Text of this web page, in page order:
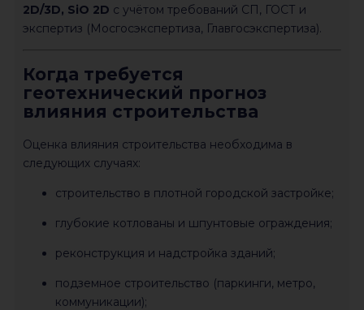
2D/3D, SiO 2D с учётом требований СП, ГОСТ и
экспертиз (Мосгосэкспертиза, Главгосэкспертиза).
Когда требуется
геотехнический прогноз
влияния строительства
Оценка влияния строительства необходима в
следующих случаях:
строительство в плотной городской застройке;
глубокие котлованы и шпунтовые ограждения;
реконструкция и надстройка зданий;
подземное строительство (паркинги, метро,
коммуникации);